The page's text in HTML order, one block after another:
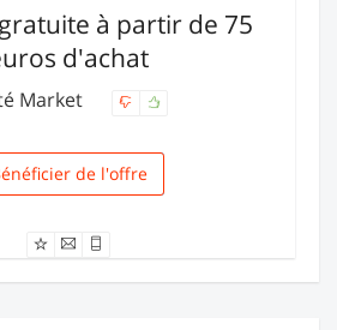
à partir de 75
d'achat
Market
Livraison
de l'offre